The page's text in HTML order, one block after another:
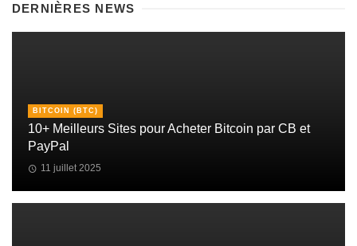
DERNIÈRES NEWS
BITCOIN (BTC)
10+ Meilleurs Sites pour Acheter Bitcoin par CB et
PayPal
11 juillet 2025